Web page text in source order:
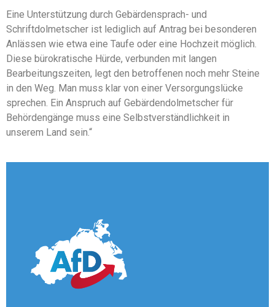
Eine Unterstützung durch Gebärdensprach- und
Schriftdolmetscher ist lediglich auf Antrag bei besonderen
Anlässen wie etwa eine Taufe oder eine Hochzeit möglich.
Diese bürokratische Hürde, verbunden mit langen
Bearbeitungszeiten, legt den betroffenen noch mehr Steine
in den Weg. Man muss klar von einer Versorgungslücke
sprechen. Ein Anspruch auf Gebärdendolmetscher für
Behördengänge muss eine Selbstverständlichkeit in
unserem Land sein.“